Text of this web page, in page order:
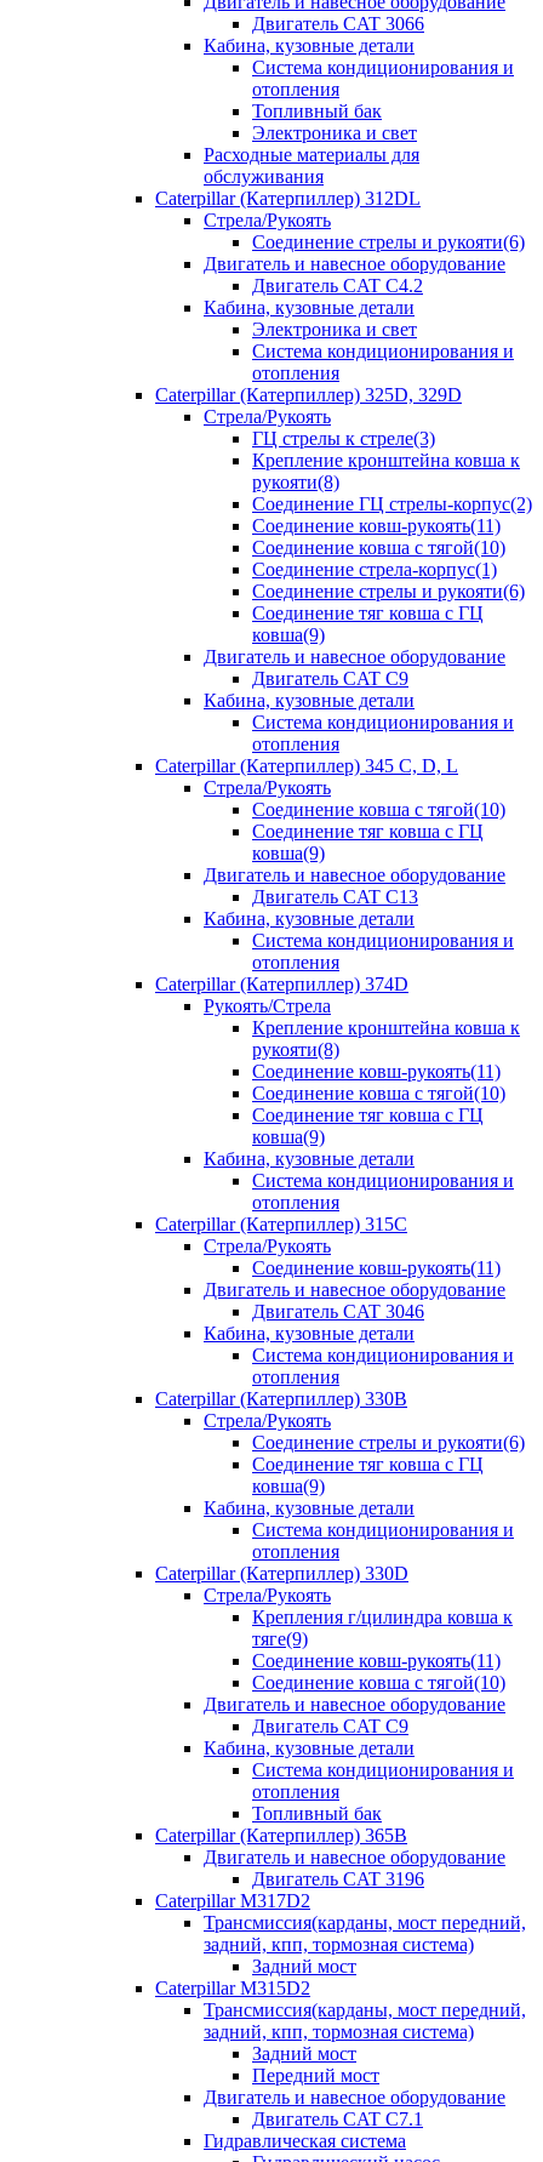
Двигатель CAT 3066
Кабина, кузовные детали
Система кондиционирования и
отопления
Топливный бак
Электроника и свет
Расходные материалы для
обслуживания
Caterpillar (Катерпиллер) 312DL
Стрела/Рукоять
Соединение стрелы и рукояти(6)
Двигатель и навесное оборудование
Двигатель CAT С4.2
Кабина, кузовные детали
Электроника и свет
Система кондиционирования и
отопления
Caterpillar (Катерпиллер) 325D, 329D
Стрела/Рукоять
ГЦ стрелы к стреле(3)
Крепление кронштейна ковша к
рукояти(8)
Соединение ГЦ стрелы-корпус(2)
Соединение ковш-рукоять(11)
Соединение ковша с тягой(10)
Соединение стрела-корпус(1)
Соединение стрелы и рукояти(6)
Соединение тяг ковша с ГЦ
ковша(9)
Двигатель и навесное оборудование
Двигатель CAT C9
Кабина, кузовные детали
Система кондиционирования и
отопления
Caterpillar (Катерпиллер) 345 C, D, L
Стрела/Рукоять
Соединение ковша с тягой(10)
Соединение тяг ковша с ГЦ
ковша(9)
Двигатель и навесное оборудование
Двигатель CAT C13
Кабина, кузовные детали
Система кондиционирования и
отопления
Caterpillar (Катерпиллер) 374D
Рукоять/Стрела
Крепление кронштейна ковша к
рукояти(8)
Соединение ковш-рукоять(11)
Соединение ковша с тягой(10)
Соединение тяг ковша с ГЦ
ковша(9)
Кабина, кузовные детали
Система кондиционирования и
отопления
Caterpillar (Катерпиллер) 315C
Стрела/Рукоять
Соединение ковш-рукоять(11)
Двигатель и навесное оборудование
Двигатель CAT 3046
Кабина, кузовные детали
Система кондиционирования и
отопления
Caterpillar (Катерпиллер) 330B
Стрела/Рукоять
Соединение стрелы и рукояти(6)
Соединение тяг ковша с ГЦ
ковша(9)
Кабина, кузовные детали
Система кондиционирования и
отопления
Caterpillar (Катерпиллер) 330D
Стрела/Рукоять
Крепления г/цилиндра ковша к
тяге(9)
Соединение ковш-рукоять(11)
Соединение ковша с тягой(10)
Двигатель и навесное оборудование
Двигатель CAT C9
Кабина, кузовные детали
Система кондиционирования и
отопления
Топливный бак
Caterpillar (Катерпиллер) 365B
Двигатель и навесное оборудование
Двигатель CAT 3196
Caterpillar M317D2
Трансмиссия(карданы, мост передний,
задний, кпп, тормозная система)
Задний мост
Caterpillar M315D2
Трансмиссия(карданы, мост передний,
задний, кпп, тормозная система)
Задний мост
Передний мост
Двигатель и навесное оборудование
Двигатель CAT C7.1
Гидравлическая система